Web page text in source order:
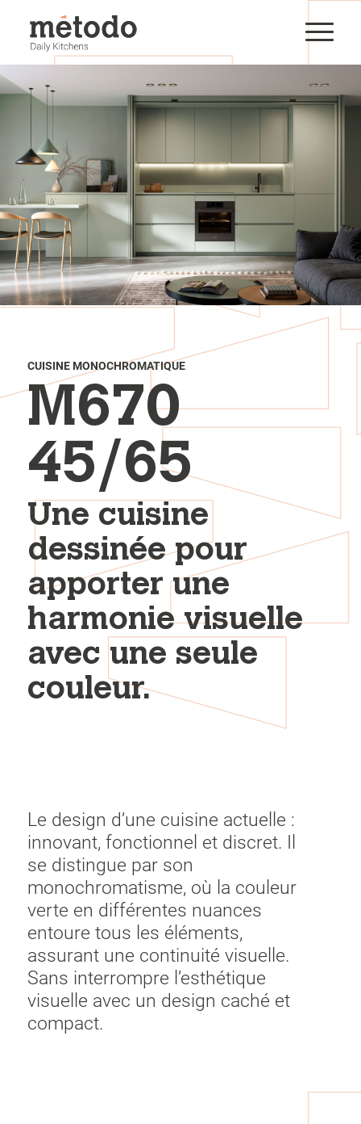
CUISINE MONOCHROMATIQUE
M670
45/65
Une cuisine
dessinée pour
apporter une
harmonie visuelle
avec une seule
couleur.
Le design d’une cuisine actuelle :
innovant, fonctionnel et discret. Il
se distingue par son
monochromatisme, où la couleur
verte en différentes nuances
entoure tous les éléments,
assurant une continuité visuelle.
Sans interrompre l’esthétique
visuelle avec un design caché et
compact.